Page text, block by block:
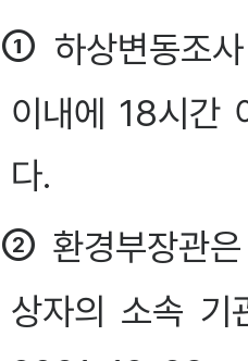
① 하상변동조
이내에 18시간
다.
② 환경부장관
상자의 소속 기